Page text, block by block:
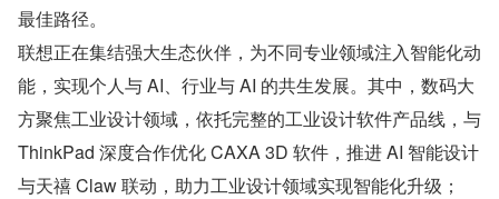
最佳路径。
联想正在集结强大生态伙伴，为不同专业领域注入智能化动
能，实现个人与 AI、行业与 AI 的共生发展。其中，数码大
方聚焦工业设计领域，依托完整的工业设计软件产品线，与
ThinkPad 深度合作优化 CAXA 3D 软件，推进 AI 智能设计
与天禧 Claw 联动，助力工业设计领域实现智能化升级；